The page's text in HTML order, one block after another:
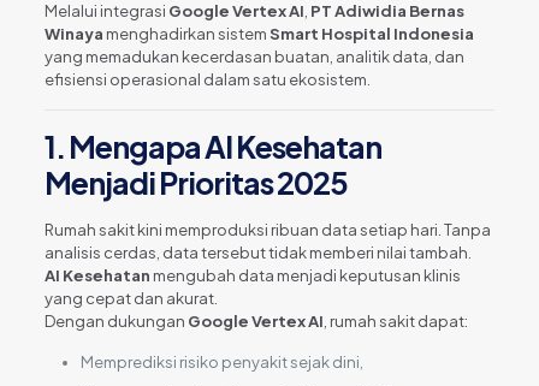
Melalui integrasi Google Vertex AI PT Adiwidia Bernas
Winaya menghadirkan sistemSmart Hospital Indonesia
yang memadukan kecerdasan buatan, analitik data, dan
efisiensi operasional dalam satu ekosistem.
1. Mengapa AI Kesehatan
Menjadi Prioritas 2025
Rumah sakit kini memproduksi ribuan data setiap hari. Tanpa
analisis cerdas, data tersebut tidak memberi nilai tambah.
AI Kesehatan mengubah data menjadi keputusan klinis
yang cepat dan akurat.
Dengan dukungan Google Vertex AI , rumah sakit dapat:
Memprediksi risiko penyakit sejak dini,